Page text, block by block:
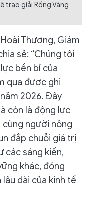
trao giải Rồng Vàng
Thương, Giám
sẻ: “Chúng tôi
bền bỉ của
qua được ghi
2026. Đây
còn là động lực
người nông
đắp chuỗi giá trị
các sáng kiến,
khác, đóng
dài của kinh tế